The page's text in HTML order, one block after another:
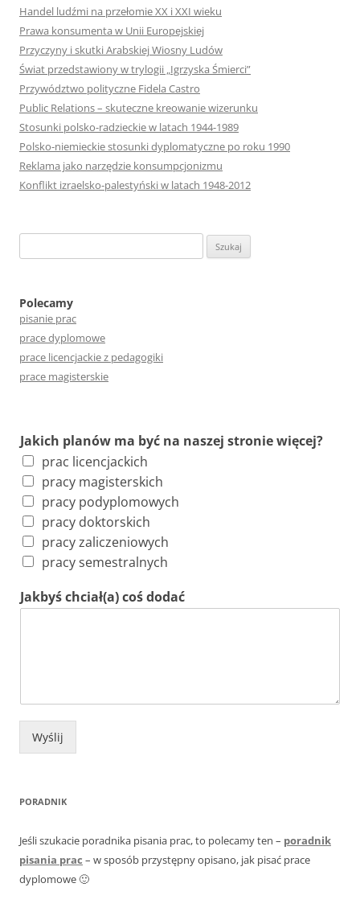
Handel ludźmi na przełomie XX i XXI wieku
Prawa konsumenta w Unii Europejskiej
Przyczyny i skutki Arabskiej Wiosny Ludów
Świat przedstawiony w trylogii „Igrzyska Śmierci”
Przywództwo polityczne Fidela Castro
Public Relations – skuteczne kreowanie wizerunku
Stosunki polsko-radzieckie w latach 1944-1989
Polsko-niemieckie stosunki dyplomatyczne po roku 1990
Reklama jako narzędzie konsumpcjonizmu
Konflikt izraelsko-palestyński w latach 1948-2012
z
k
a
j
:
Polecamy
pisanie prac
prace dyplomowe
prace licencjackie z pedagogiki
prace magisterskie
Jakich planów ma być na naszej stronie więcej?
prac licencjackich
pracy magisterskich
pracy podyplomowych
pracy doktorskich
pracy zaliczeniowych
pracy semestralnych
Jakbyś chciał(a) coś dodać
Wyślij
PORADNIK
Jeśli szukacie poradnika pisania prac, to polecamy ten – poradnik
pisania prac – w sposób przystępny opisano, jak pisać prace
dyplomowe 🙂